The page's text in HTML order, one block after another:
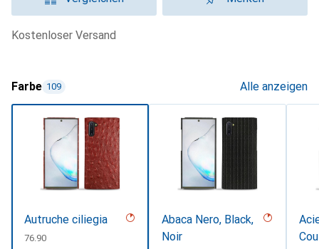
kostenloser Versand
Farbe 109 Alle anzeigen
Autruche ciliegia
CHF
76.90
Abaca Nero, Black,
Noir